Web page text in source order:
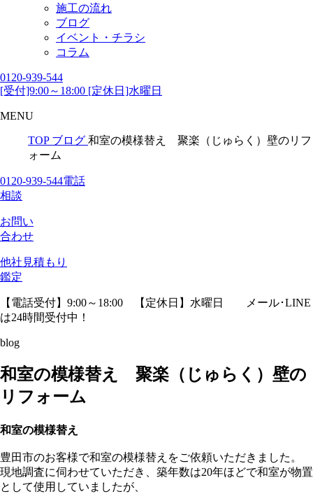
施工の流れ
ブログ
イベント・チラシ
コラム
0120-939-544
[受付]9:00～18:00 [定休日]水曜日
MENU
TOP ブログ 和室の模様替え 聚楽（じゅらく）壁のリフ
ォーム
0120-939-544電話
相談
お問い
合わせ
他社見積もり
鑑定
【電話受付】9:00～18:00 【定休日】水曜日
メール･LINE
は24時間受付中！
blog
和室の模様替え 聚楽（じゅらく）壁の
リフォーム
和室の模様替え
豊田市のお客様で和室の模様替えをご依頼いただきました。
現地調査に伺わせていただき、築年数は20年ほどで和室が物置
として使用していましたが、